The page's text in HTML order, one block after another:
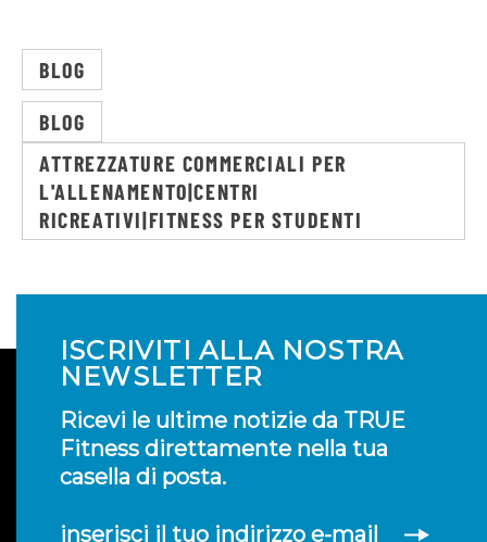
BLOG
BLOG
ATTREZZATURE COMMERCIALI PER
L'ALLENAMENTO|CENTRI
RICREATIVI|FITNESS PER STUDENTI
ISCRIVITI ALLA NOSTRA
NEWSLETTER
Ricevi le ultime notizie da TRUE
Fitness direttamente nella tua
casella di posta.
inserisci il tuo indirizzo e-mail